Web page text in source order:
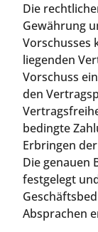
Die
Gewährung
Vorschusses
liegenden
Vorschuss
den
bedingte
Erbringen
Die genauen
festgelegt
Absprachen